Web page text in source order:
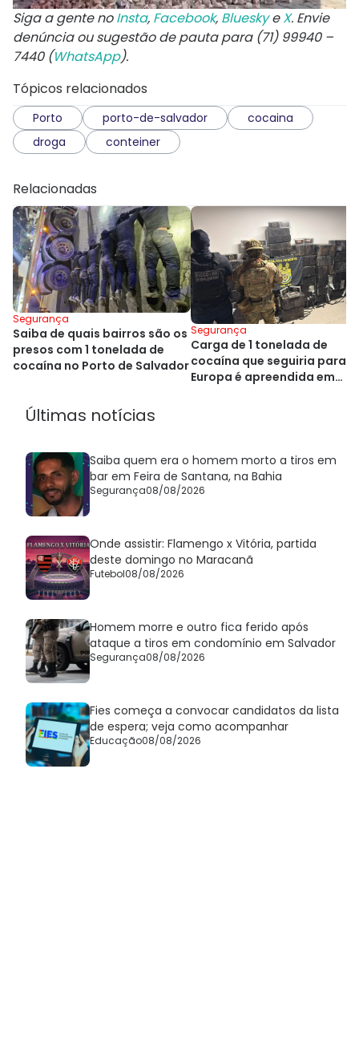
Siga a gente noInsta, Facebook, BlueskyeX. Envie
denúncia ou sugestão de pauta para (71) 99940 –
7440 (WhatsApp).
Tópicos relacionados
Porto porto-de-salvador
cocaina
droga
conteiner
Relacionadas
Segurança
Saiba de quais bairros são os
presos com 1 tonelada de
cocaína no Porto de Salvador
Segurança
Carga de 1 tonelada de
cocaína que seguiria para a
Europa é apreendida em
Últimas notícias
Saiba quem era o homem morto a tiros em
bar em Feira de Santana, na Bahia
Segurança08/08/2026
Onde assistir: Flamengo x Vitória, partida
deste domingo no Maracanã
Futebol08/08/2026
Homem morre e outro fica ferido após
ataque a tiros em condomínio em Salvador
Segurança08/08/2026
Fies começa a convocar candidatos da lista
de espera; veja como acompanhar
Educação08/08/2026